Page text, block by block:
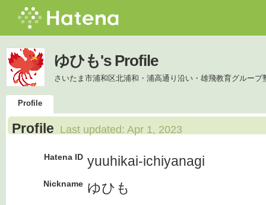
ゆひも's Profile
さいたま市浦和区北浦和・浦高通り沿い・雄飛教育グループ
Profile
Profile Last updated: Apr 1, 2023
Hatena ID yuuhikai-ichiyanagi
Nickname ゆひも